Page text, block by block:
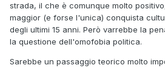
strada, il che è comunque molto
maggior (e forse l'unica) conquista
degli ultimi 15 anni. Però varrebbe la
la questione dell'omofobia politica.
Sarebbe un passaggio teorico molto